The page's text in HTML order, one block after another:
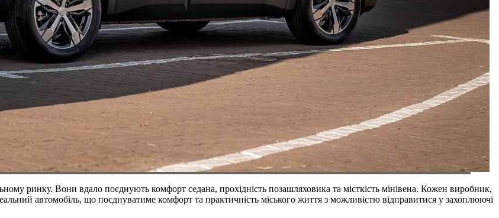
ринку. Вони вдало поєднують комфорт седана, прохідність позашляховика та місткість мінівена. Кожен виробник,
автомобіль, що поєднуватиме комфорт та практичність міського життя з можливістю відправитися у захоплюючі